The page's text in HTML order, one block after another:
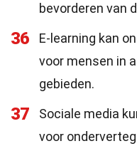
bevorderen van
36
E-learning kan
voor mensen in
gebieden.
37
Sociale media
voor